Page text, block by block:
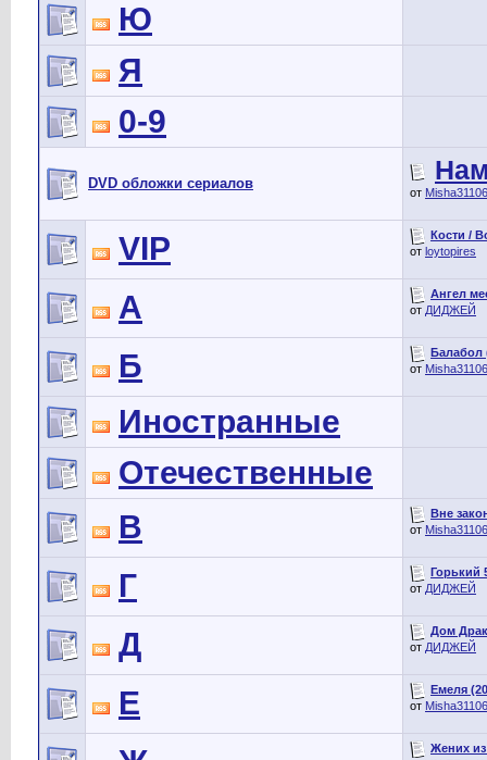
Ю
Я
0-9
DVD обложки сериалов
от
VIP
Кости /
от loytopires
А
Ангел
от ДИДЖЕЙ
Б
Балабол
от
Иностранные
Отечественные
В
Вне
от
Г
Горький
от ДИДЖЕЙ
Д
Дом
от ДИДЖЕЙ
Е
Емеля
от
Жених